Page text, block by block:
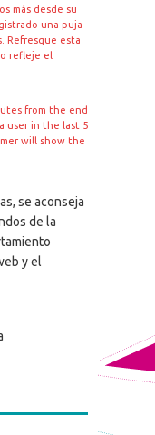
más desde su
una puja
Refresque esta
refleje el
from the end
user in the last 5
will show the
se aconseja
de la
y el